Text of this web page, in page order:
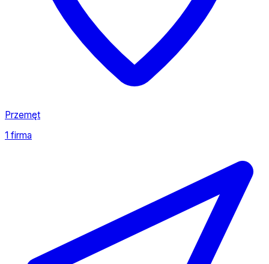
Przemęt
1 firma